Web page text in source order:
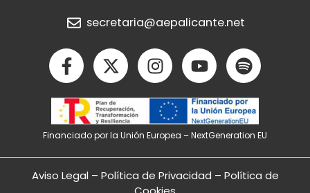
secretaria@aepalicante.net
F
a
c
e
b
o
o
k
X
-
t
w
i
t
t
e
I
n
s
t
a
g
r
a
Y
o
u
t
u
b
e
S
p
o
t
i
f
y
Financiado por la Unión Europea – NextGeneration EU
Aviso Legal – Política de Privacidad – Política de